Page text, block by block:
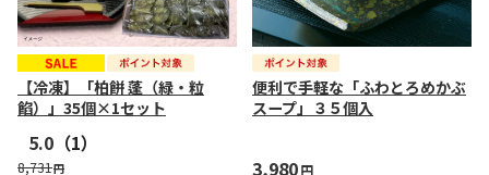
【冷凍】「柏餅 蓬（緑・粒
餡）」35個×1セット
5.0 （1）
8,731円
便利で手軽な「ふわとろめかぶ
スープ」３５個入
3,980円